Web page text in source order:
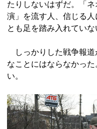
たりしないはずだ。「
演」を流す人、信じる
とも足を踏み入れていな
しっかりした戦争報道
なことにはならなかっ
い。